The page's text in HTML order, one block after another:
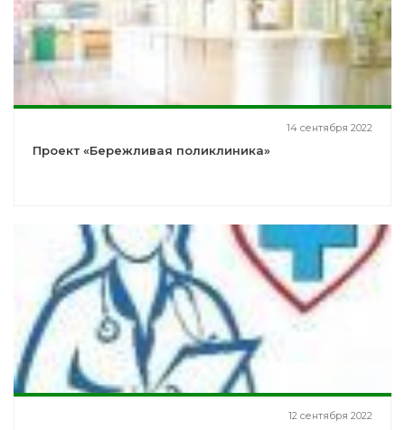
14 сентября 2022
Проект «Бережливая поликлиника»
12 сентября 2022